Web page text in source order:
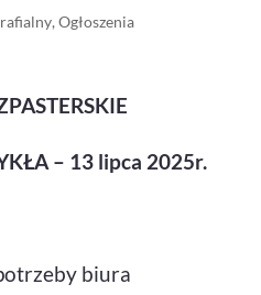
, Ogłoszenia
– 13 lipca 2025r.
biura